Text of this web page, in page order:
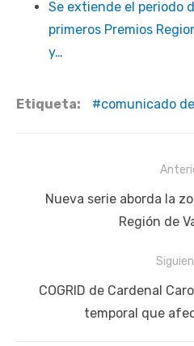
Se extiende el periodo
primeros Premios
y…
Etiqueta: comunicado
Publicación
Nueva serie aborda la
Región de
Siguiente
publicación:
COGRID de Cardenal
temporal que